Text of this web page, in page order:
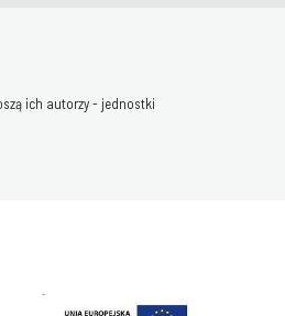
ich autorzy - jednostki